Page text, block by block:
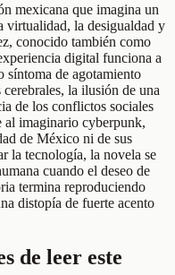
mexicana que imagina un
virtualidad, la desigualdad y
conocido también como
digital funciona a
síntoma de agotamiento
la ilusión de una
de los conflictos sociales
al imaginario cyberpunk,
de México ni de sus
la tecnología, la novela se
cuando el deseo de
termina reproduciendo
distopía de fuerte acento
de leer este